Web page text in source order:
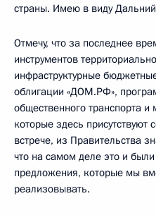
страны. Имею в виду
Отмечу, что за последнее
инструментов
инфраструктурные
облигации «ДОМ.РФ»,
общественного транспорта и
которые здесь присутствуют
встрече, из Правительства
что на самом деле это и
предложения, которые мы
реализовывать.